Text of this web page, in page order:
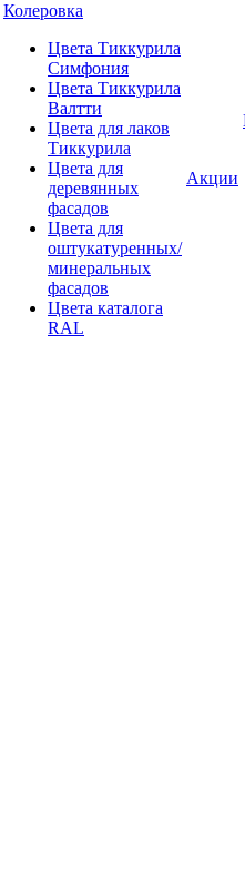
Колеровка
Цвета Тиккурила
Симфония
Цвета Тиккурила
Валтти
Цвета для лаков
Тиккурила
Цвета для
деревянных
фасадов
Цвета для
оштукатуренных/
минеральных
фасадов
Цвета каталога
RAL
Акции